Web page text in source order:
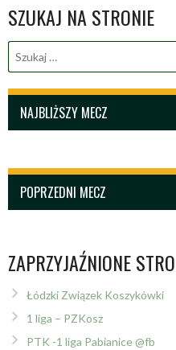
SZUKAJ NA STRONIE
NAJBLIŻSZY MECZ
POPRZEDNI MECZ
ZAPRZYJAŹNIONE
Łódzki Związek Koszykówki
1 liga – PZKosz
PTK -1 liga Pabianice @fb